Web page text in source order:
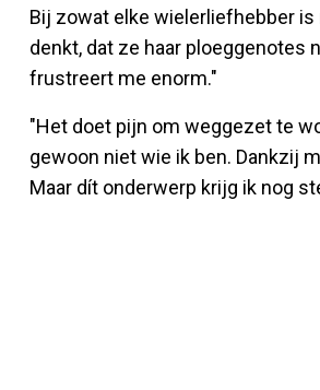
Bij zowat elke wielerliefhebber
denkt, dat ze haar ploeggenotes
frustreert me enorm."
"Het doet pijn om weggezet te
gewoon niet wie ik ben. Dankzij
Maar dít onderwerp krijg ik nog